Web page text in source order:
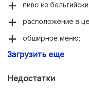
пиво из
расположение в
обширное меню;
большой выбор
Загрузить еще
Недостатки